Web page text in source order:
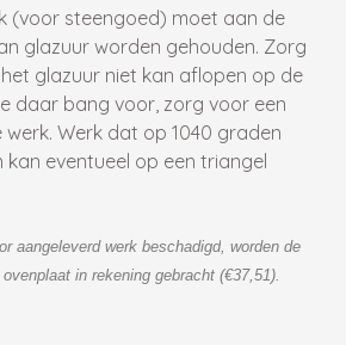
(voor steengoed) moet aan de
glazuur worden gehouden. Zorg
glazuur niet kan aflopen op de
daar bang voor, zorg voor een
werk. Werk dat op 1040 graden
eventueel op een triangel
aangeleverd werk beschadigd, worden de
in rekening gebracht (€37,51).